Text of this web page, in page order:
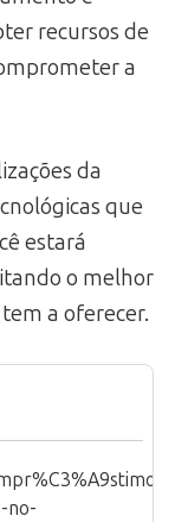
recursos de
a
da
que
estará
o melhor
a oferecer.
no-